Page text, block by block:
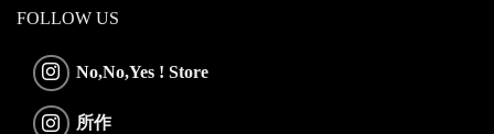
FOLLOW US
No,No,Yes ! Store
所作